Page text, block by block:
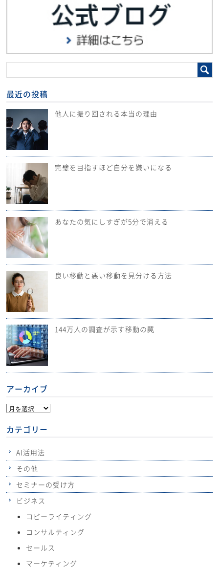
最近の投稿
他人に振り回される本当の理由
完璧を目指すほど自分を嫌いになる
あなたの気にしすぎが5分で消える
良い移動と悪い移動を見分ける方法
144万人の調査が示す移動の罠
アーカイブ
カテゴリー
AI活用法
その他
セミナーの受け方
ビジネス
コピーライティング
コンサルティング
セールス
マーケティング